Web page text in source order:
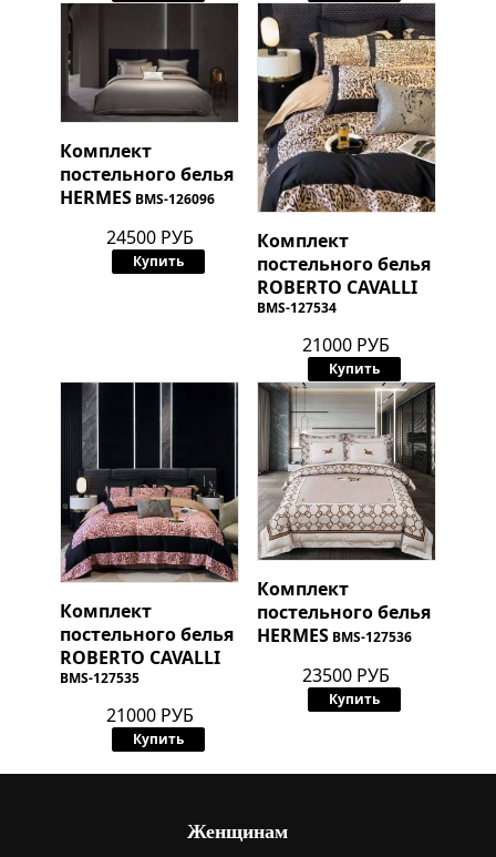
Комплект
постельного белья
HERMES BMS-126096
24500 РУБ
Купить
Комплект
постельного белья
ROBERTO CAVALLI
BMS-127534
21000 РУБ
Купить
Комплект
постельного белья
ROBERTO CAVALLI
BMS-127535
21000 РУБ
Купить
Комплект
постельного белья
HERMES BMS-127536
23500 РУБ
Купить
Женщинам